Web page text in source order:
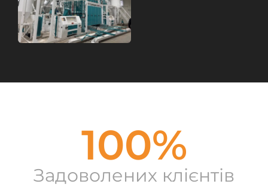
100%
Задоволених клієнтів